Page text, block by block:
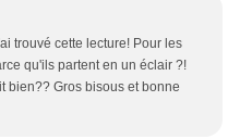
trouvé cette lecture! Pour les
qu'ils partent en un éclair ?!
bien?? Gros bisous et bonne